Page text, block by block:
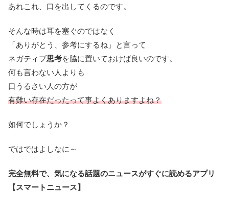
あれこれ、口を出してくるのです。
そんな時は耳を塞ぐのではなく
「ありがとう、参考にするね」と言って
ネガティブ思考を脇に置いておけば良いのです。
何も言わない人よりも
口うるさい人の方が
有難い存在だったって事よくありますよね？
如何でしょうか？
ではではよしなに～
完全無料で、気になる話題のニュースがすぐに読めるアプリ
【スマートニュース】